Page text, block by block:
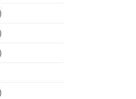
モンズ
ーリ